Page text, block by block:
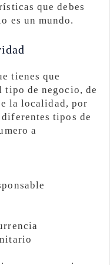
que debes
es un mundo.
tienes que
tipo de negocio, de
la localidad, por
tipos de
a